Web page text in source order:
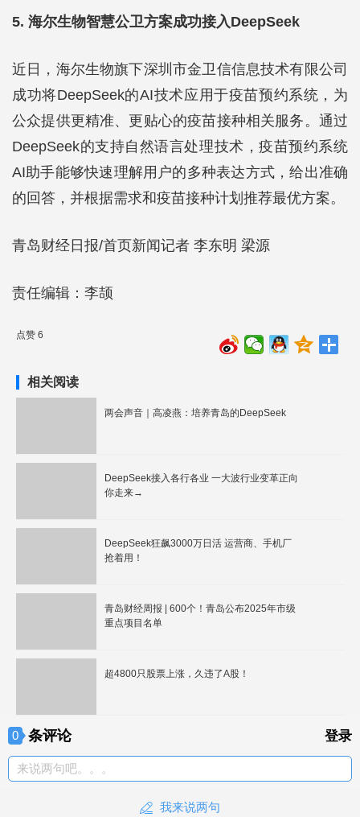
5. 海尔生物智慧公卫方案成功接入DeepSeek
近日，海尔生物旗下深圳市金卫信信息技术有限公司
成功将DeepSeek的AI技术应用于疫苗预约系统，为
公众提供更精准、更贴心的疫苗接种相关服务。通过
DeepSeek的支持自然语言处理技术，疫苗预约系统
AI助手能够快速理解用户的多种表达方式，给出准确
的回答，并根据需求和疫苗接种计划推荐最优方案。
青岛财经日报/首页新闻记者 李东明 梁源
责任编辑：李颉
点赞 6
相关阅读
两会声音｜高凌燕：培养青岛的DeepSeek
DeepSeek接入各行各业 一大波行业变革正向
你走来→
DeepSeek狂飙3000万日活 运营商、手机厂
抢着用！
青岛财经周报 | 600个！青岛公布2025年市级
重点项目名单
超4800只股票上涨，久违了A股！
0 条评论 登录
来说两句吧。。。
我来说两句